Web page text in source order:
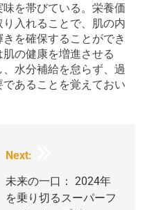
を帯びている。栄養価
入れることで、肌の内
を確保することができ
の健康を増進させる
水分補給を怠らず、過
あることを覚えておい
Next:
未来の一口： 2024年
を乗り切るスーパーフ